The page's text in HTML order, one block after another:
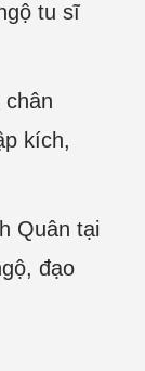
tu sĩ
chân
kích,
Quân tại
đạo